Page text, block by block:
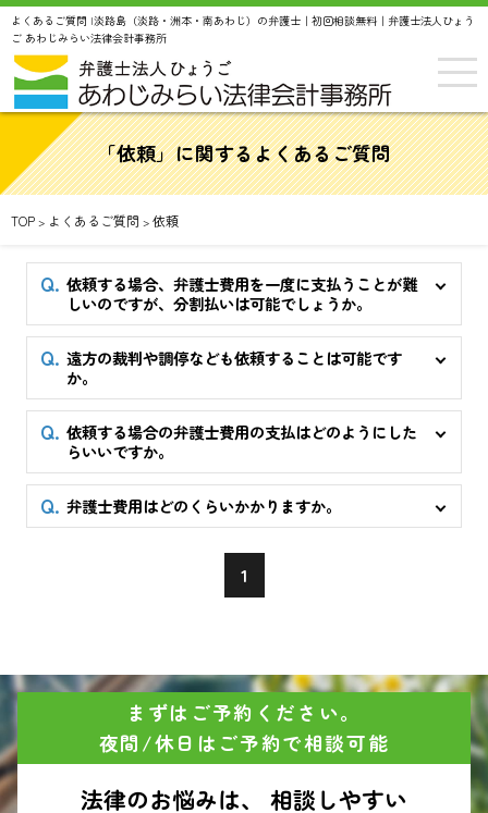
よくあるご質問 |淡路島（淡路・洲本・南あわじ）の弁護士｜初回相談無料｜弁護士法人ひょう
ご あわじみらい法律会計事務所
「依頼」に関するよくあるご質問
TOP > よくあるご質問 > 依頼
依頼する場合、弁護士費用を一度に支払うことが難
しいのですが、分割払いは可能でしょうか。
遠方の裁判や調停なども依頼することは可能です
か。
依頼する場合の弁護士費用の支払はどのようにした
らいいですか。
弁護士費用はどのくらいかかりますか。
1
まずはご予約ください。
夜間/休日はご予約で相談可能
法律のお悩みは、 相談しやすい